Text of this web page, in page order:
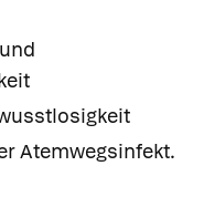
Atemwegsinfekt.